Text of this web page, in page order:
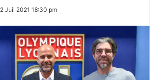
2 Juil 2021 18:30 pm